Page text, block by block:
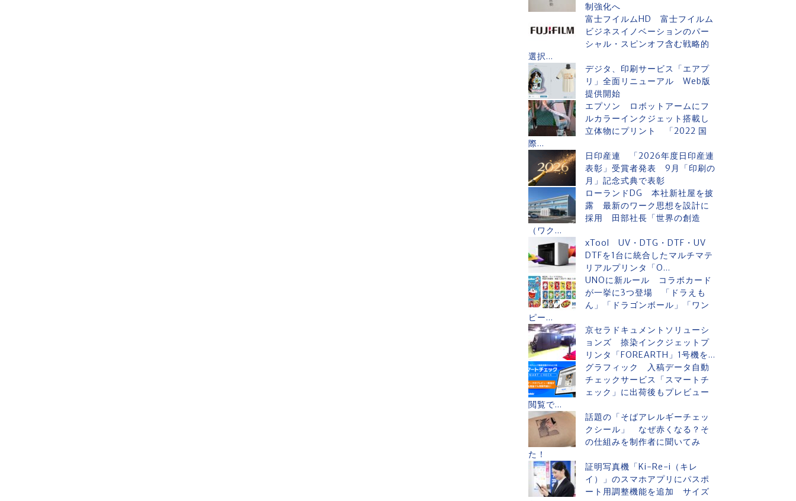
制強化へ
富士フイルムHD 富士フイルム
ビジネスイノベーションのパー
シャル・スピンオフ含む戦略的
選択...
デジタ、印刷サービス「エアプ
リ」全面リニューアル Web版
提供開始
エプソン ロボットアームにフ
ルカラーインクジェット搭載し
立体物にプリント 「2022 国
際...
日印産連 「2026年度日印産連
表彰」受賞者発表 9月「印刷の
月」記念式典で表彰
ローランドDG 本社新社屋を披
露 最新のワーク思想を設計に
採用 田部社長「世界の創造
（ワク...
xTool UV・DTG・DTF・UV
DTFを1台に統合したマルチマテ
リアルプリンタ「O...
UNOに新ルール コラボカード
が一挙に3つ登場 「ドラえも
ん」「ドラゴンボール」「ワン
ピー...
京セラドキュメントソリューシ
ョンズ 捺染インクジェットプ
リンタ「FOREARTH」1号機を...
グラフィック 入稿データ自動
チェックサービス「スマートチ
ェック」に出荷後もプレビュー
閲覧で...
話題の「そばアレルギーチェッ
クシール」 なぜ赤くなる？そ
の仕組みを制作者に聞いてみ
た！
証明写真機「Ki-Re-i（キレ
イ）」のスマホアプリにパスポ
ート用調整機能を追加 サイズ